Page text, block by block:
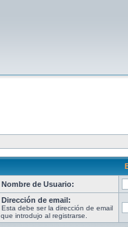
Nombre de Usuario:
Dirección de email:
Esta debe ser la dirección de email
que introdujo al registrarse.